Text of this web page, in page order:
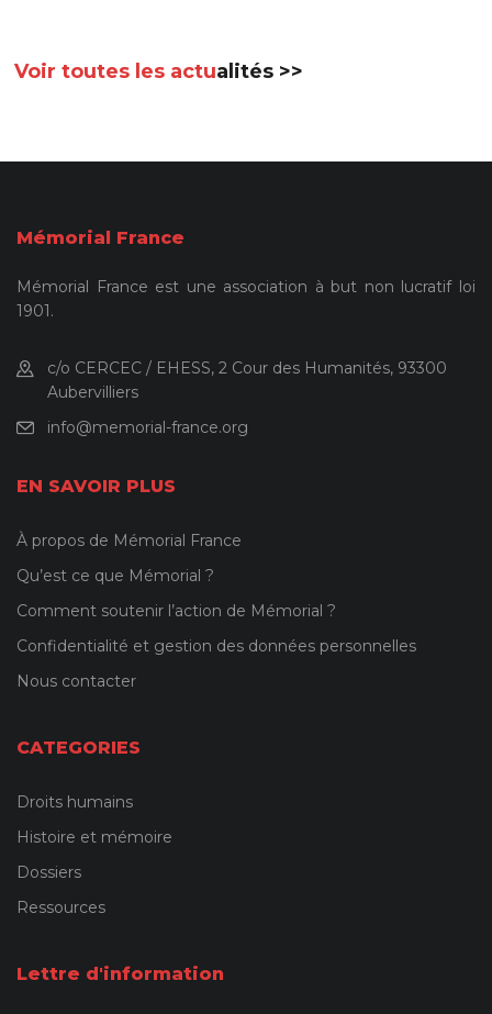
Voir toutes les actualités >>
Mémorial France
Mémorial France est une association à but non lucratif loi
1901.
c/o CERCEC / EHESS, 2 Cour des Humanités, 93300
Aubervilliers
info@memorial-france.org
EN SAVOIR PLUS
À propos de Mémorial France
Qu’est ce que Mémorial ?
Comment soutenir l’action de Mémorial ?
Confidentialité et gestion des données personnelles
Nous contacter
CATEGORIES
Droits humains
Histoire et mémoire
Dossiers
Ressources
Lettre d'information